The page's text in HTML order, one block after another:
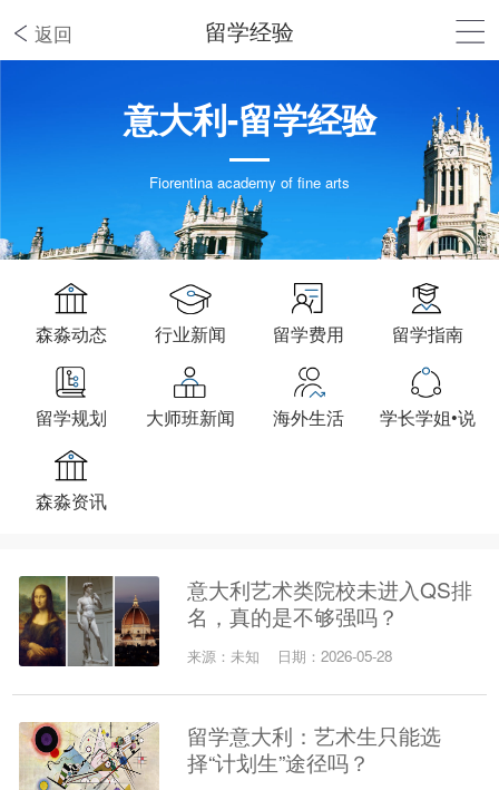
返回 留学经验
意大利-留学经验
Fiorentina academy of fine arts
森淼动态 行业新闻 留学费用 留学指南
留学规划 大师班新闻 海外生活 学长学姐•说
森淼资讯
意大利艺术类院校未进入QS排
名，真的是不够强吗？
来源：未知 日期：2026-05-28
留学意大利：艺术生只能选
择“计划生”途径吗？